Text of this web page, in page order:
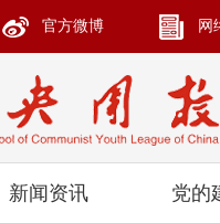
官方微博 网
新闻资讯 党的